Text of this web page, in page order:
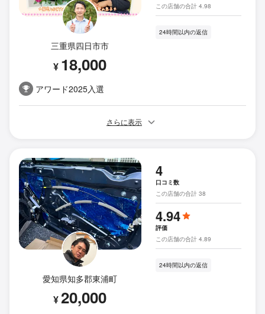
三重県四日市市
¥ 18,000
アワード2025入選
この店舗の合計 4.98
24時間以内の返信
さらに表示
愛知県知多郡東浦町
¥20,000
4
口コミ数
この店舗の合計 38
4.94
評価
この店舗の合計 4.89
24時間以内の返信